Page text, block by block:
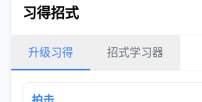
习得招式
升级习得 招式学习器